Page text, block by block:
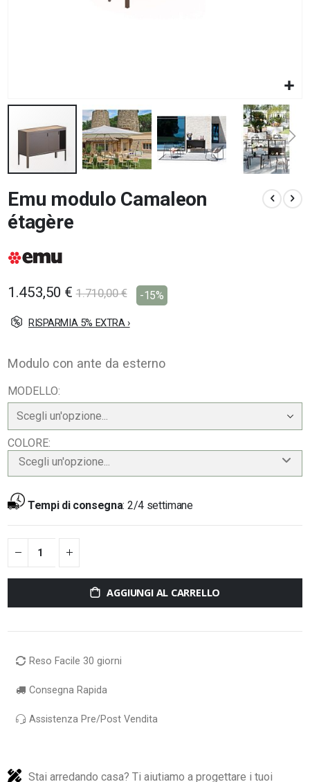
all'inizio
della
galleria
immagini
Emu modulo Camaleon
étagère
1.453,50 € 1.710,00 € -15%
RISPARMIA 5% EXTRA ›
Modulo con ante da esterno
MODELLO
COLORE
Scegli un'opzione...
Tempi di consegna: 2/4 settimane
AGGIUNGI AL CARRELLO
Reso Facile 30 giorni
Consegna Rapida
Assistenza Pre/Post Vendita
Stai arredando casa? Ti aiutiamo a progettare i tuoi